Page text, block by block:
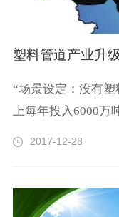
塑料管道产业升
“场景设定：没有
上每年投入6000万
2017-12-28